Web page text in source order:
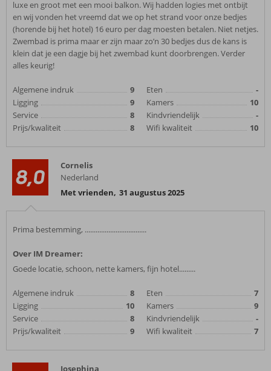
luxe en groot met een mooi balkon. Wij hadden logies met ontbijt
en wij vonden het vreemd dat we op het strand voor onze bedjes
(horende bij het hotel) 16 euro per dag moesten betalen. Niet netjes.
Zwembad is prima maar er zijn maar zo’n 30 bedjes dus de kans is
klein dat je een dagje bij het zwembad kunt doorbrengen. Verder
alles keurig!
Algemene indruk
9
Ligging
9
Service
8
Prijs/kwaliteit
8
Eten
-
Kamers
10
Kindvriendelijk
-
Wifi kwaliteit
10
8,0
Cornelis
Nederland
Met vrienden, 31 augustus 2025
Prima bestemming, ..................................
Over IM Dreamer:
Goede locatie, schoon, nette kamers, fijn hotel.........
Algemene indruk
8
Ligging
10
Service
8
Prijs/kwaliteit
9
Eten
7
Kamers
9
Kindvriendelijk
-
Wifi kwaliteit
7
Josephina